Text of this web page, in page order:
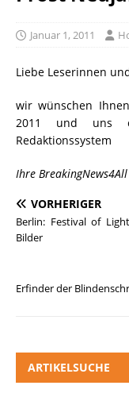
Januar 1, 2011
Liebe Leserinnen
wir wünschen
2011 und uns
Redaktionssystem
Ihre
VORHERIGER
Berlin: Festival of
Bilder
Erfinder der
ARTIKELSUCHE